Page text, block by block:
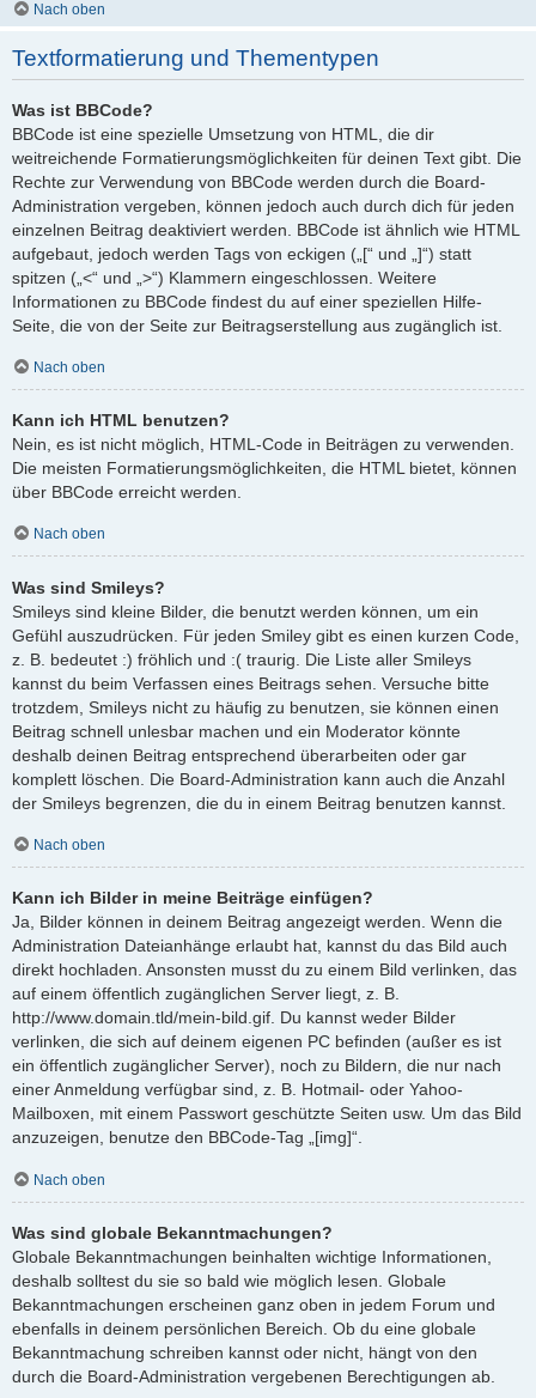
Nach oben
Textformatierung und Thementypen
Was ist BBCode?
BBCode ist eine spezielle Umsetzung von HTML, die dir
weitreichende Formatierungsmöglichkeiten für deinen Text gibt. Die
Rechte zur Verwendung von BBCode werden durch die Board-
Administration vergeben, können jedoch auch durch dich für jeden
einzelnen Beitrag deaktiviert werden. BBCode ist ähnlich wie HTML
aufgebaut, jedoch werden Tags von eckigen („[“ und „]“) statt
spitzen („<“ und „>“) Klammern eingeschlossen. Weitere
Informationen zu BBCode findest du auf einer speziellen Hilfe-
Seite, die von der Seite zur Beitragserstellung aus zugänglich ist.
Nach oben
Kann ich HTML benutzen?
Nein, es ist nicht möglich, HTML-Code in Beiträgen zu verwenden.
Die meisten Formatierungsmöglichkeiten, die HTML bietet, können
über BBCode erreicht werden.
Nach oben
Was sind Smileys?
Smileys sind kleine Bilder, die benutzt werden können, um ein
Gefühl auszudrücken. Für jeden Smiley gibt es einen kurzen Code,
z. B. bedeutet :) fröhlich und :( traurig. Die Liste aller Smileys
kannst du beim Verfassen eines Beitrags sehen. Versuche bitte
trotzdem, Smileys nicht zu häufig zu benutzen, sie können einen
Beitrag schnell unlesbar machen und ein Moderator könnte
deshalb deinen Beitrag entsprechend überarbeiten oder gar
komplett löschen. Die Board-Administration kann auch die Anzahl
der Smileys begrenzen, die du in einem Beitrag benutzen kannst.
Nach oben
Kann ich Bilder in meine Beiträge einfügen?
Ja, Bilder können in deinem Beitrag angezeigt werden. Wenn die
Administration Dateianhänge erlaubt hat, kannst du das Bild auch
direkt hochladen. Ansonsten musst du zu einem Bild verlinken, das
auf einem öffentlich zugänglichen Server liegt, z. B.
http://www.domain.tld/mein-bild.gif. Du kannst weder Bilder
verlinken, die sich auf deinem eigenen PC befinden (außer es ist
ein öffentlich zugänglicher Server), noch zu Bildern, die nur nach
einer Anmeldung verfügbar sind, z. B. Hotmail- oder Yahoo-
Mailboxen, mit einem Passwort geschützte Seiten usw. Um das Bild
anzuzeigen, benutze den BBCode-Tag „[img]“.
Nach oben
Was sind globale Bekanntmachungen?
Globale Bekanntmachungen beinhalten wichtige Informationen,
deshalb solltest du sie so bald wie möglich lesen. Globale
Bekanntmachungen erscheinen ganz oben in jedem Forum und
ebenfalls in deinem persönlichen Bereich. Ob du eine globale
Bekanntmachung schreiben kannst oder nicht, hängt von den
durch die Board-Administration vergebenen Berechtigungen ab.